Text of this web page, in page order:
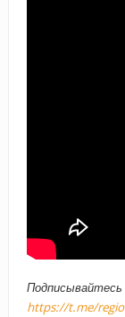
Подписывайтесь
https://t.me/